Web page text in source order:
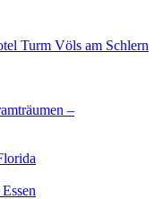
Turm Völs am Schlern
–